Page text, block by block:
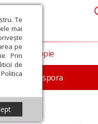
Te
mai
pe
Prin
de
Diaspora
Filantropie